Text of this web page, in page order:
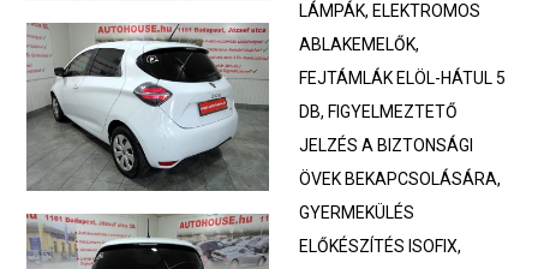
LÁMPÁK, ELEKTROMOS
ABLAKEMELŐK,
FEJTÁMLÁK ELÖL-HÁTUL 5
DB, FIGYELMEZTETŐ
JELZÉS A BIZTONSÁGI
ÖVEK BEKAPCSOLÁSÁRA,
GYERMEKÜLÉS
ELŐKÉSZÍTÉS ISOFIX,